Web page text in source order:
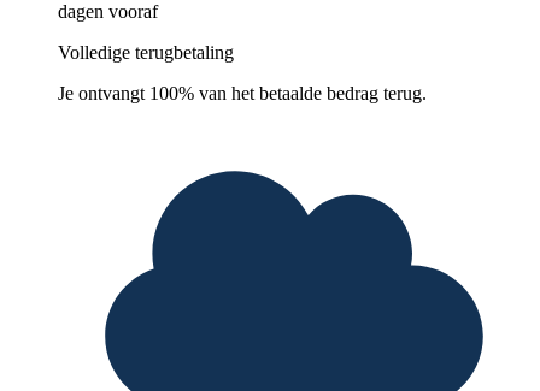
dagen vooraf
Volledige terugbetaling
Je ontvangt 100% van het betaalde bedrag terug.